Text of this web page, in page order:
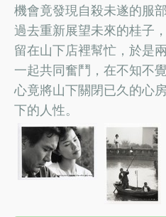
機會竟發現自殺未遂的服
過去重新展望未來的桂子
留在山下店裡幫忙，於是
一起共同奮鬥，在不知不
心竟將山下關閉已久的心
下的人性。